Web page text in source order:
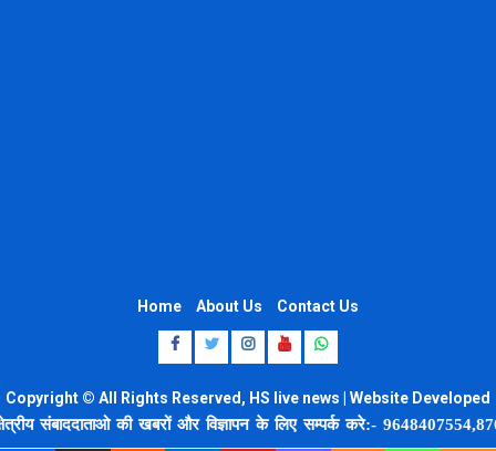
Home About Us Contact Us
Facebook
Twitter
Instagram
Youtube
Whatsapp
Copyright © All Rights Reserved, HS live news | Website Developed
by 8920664806
की खबरों और विज्ञापन के लिए सम्पर्क करे:-